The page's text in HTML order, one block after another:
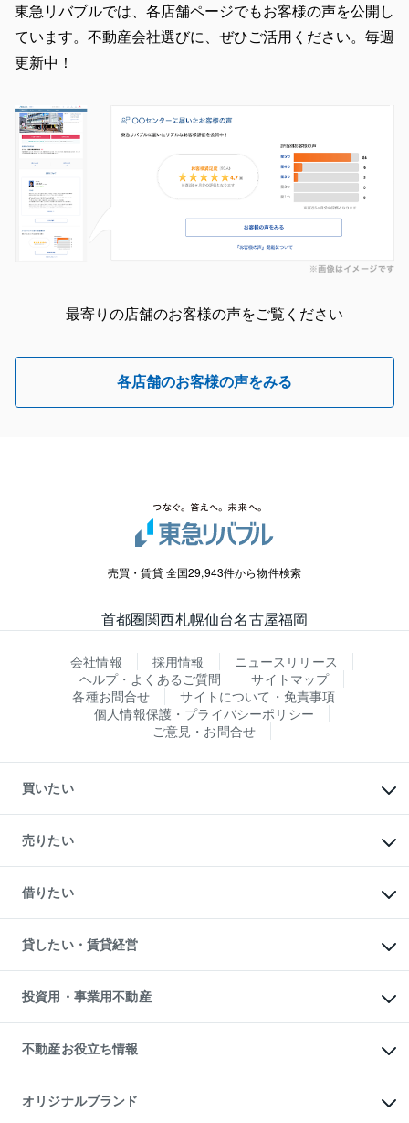
東急リバブルでは、各店舗ページでもお客様の声を公開し
ています。不動産会社選びに、ぜひご活用ください。毎週
更新中！
最寄りの店舗のお客様の声をご覧ください
各店舗のお客様の声をみる
売買・賃貸 全国29,943件から物件検索
首都圏関西札幌仙台名古屋福岡
会社情報 採用情報
ニュースリリース
ヘルプ・よくあるご質問
サイトマップ
各種お問合せ
サイトについて・免責事項
個人情報保護・プライバシーポリシー
ご意見・お問合せ
買いたい
新築・分譲マンションの購入
中古マンションの購入
一戸建ての購入
中古一戸建ての購入
不動産購入の流れ
注目キーワード物件特集
購入ガイド
English 繁体中文簡体中文
売りたい
一戸建ての売却・査定
土地の売却・査定
スピードAI査定
不動産査定について
不動産売却の流れ
不動産買換えの流れ
売却ガイド
借りたい
オフィス・店舗の賃貸
借りるときの流れ
借りるガイド
貸したい・賃貸経営
マンション賃料データ
賃貸管理プラン
リロケーションについて
貸すガイド
投資用・事業用不動産
事業用不動産
マンション投資
投資用マンション
アパート経営
不動産お役立ち情報
マンションライブラリー
人気マンションランキング
オリジナルブランド